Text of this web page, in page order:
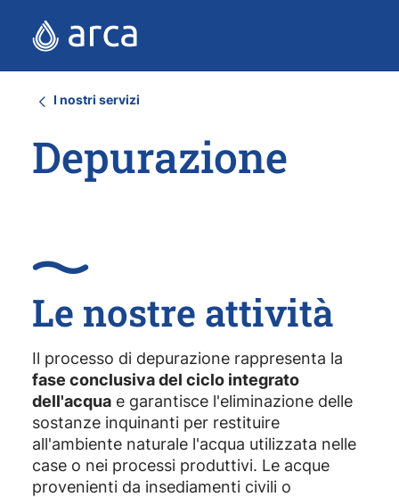
I nostri servizi
Depurazione
Le nostre attività
Il processo di depurazione rappresenta la
fase conclusiva del ciclo integrato
dell'acqua e garantisce l'eliminazione delle
sostanze inquinanti per restituire
all'ambiente naturale l'acqua utilizzata nelle
case o nei processi produttivi. Le acque
provenienti da insediamenti civili o